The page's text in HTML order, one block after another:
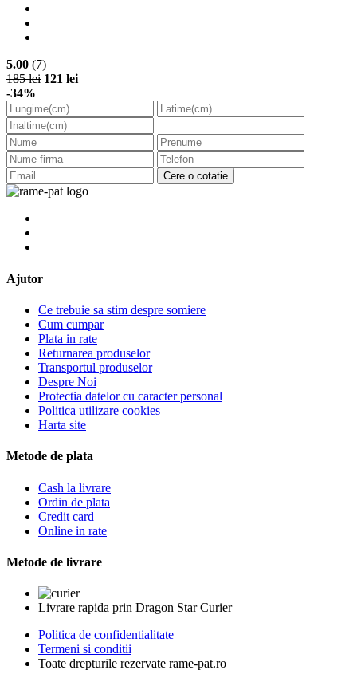
5.00 (7)
185 lei 121 lei
-34%
Cere o cotatie
Ajutor
Ce trebuie sa stim despre somiere
Cum cumpar
Plata in rate
Returnarea produselor
Transportul produselor
Despre Noi
Protectia datelor cu caracter personal
Politica utilizare cookies
Harta site
Metode de plata
Cash la livrare
Ordin de plata
Credit card
Online in rate
Metode de livrare
Livrare rapida prin Dragon Star Curier
Politica de confidentialitate
Termeni si conditii
Toate drepturile rezervate rame-pat.ro